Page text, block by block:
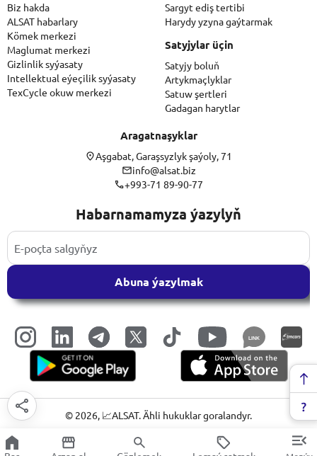
Biz hakda
ALSAT habarlary
Kömek merkezi
Maglumat merkezi
Gizlinlik syýasaty
Intellektual eýeçilik syýasaty
TexCycle okuw merkezi
Sargyt ediş tertibi
Harydy yzyna gaýtarmak
Satyjylar üçin
Satyjy boluň
Artykmaçlyklar
Satuw şertleri
Gadagan harytlar
Aragatnaşyklar
Aşgabat, Garaşsyzlyk şaýoly, 71
info@alsat.biz
+993-71 89-90-77
Habarnamamyza ýazylyň
Abuna ýazylmak
LINK
© 2026, 📈ALSAT. Ähli hukuklar goralandyr.